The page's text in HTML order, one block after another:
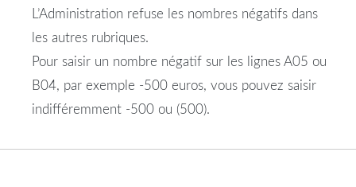
L’Administration refuse les nombres négatifs dans
les autres rubriques.
Pour saisir un nombre négatif sur les lignes A05 ou
B04, par exemple -500 euros, vous pouvez saisir
indifféremment -500 ou (500).